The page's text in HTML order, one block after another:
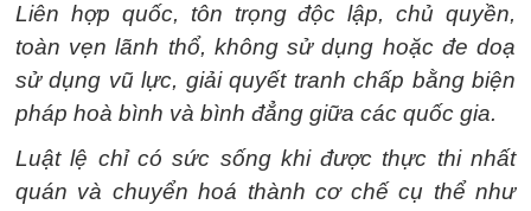
Liên hợp quốc, tôn trọng độc lập, chủ quyền,
toàn vẹn lãnh thổ, không sử dụng hoặc đe doạ
sử dụng vũ lực, giải quyết tranh chấp bằng biện
pháp hoà bình và bình đẳng giữa các quốc gia.
Luật lệ chỉ có sức sống khi được thực thi nhất
quán và chuyển hoá thành cơ chế cụ thể như